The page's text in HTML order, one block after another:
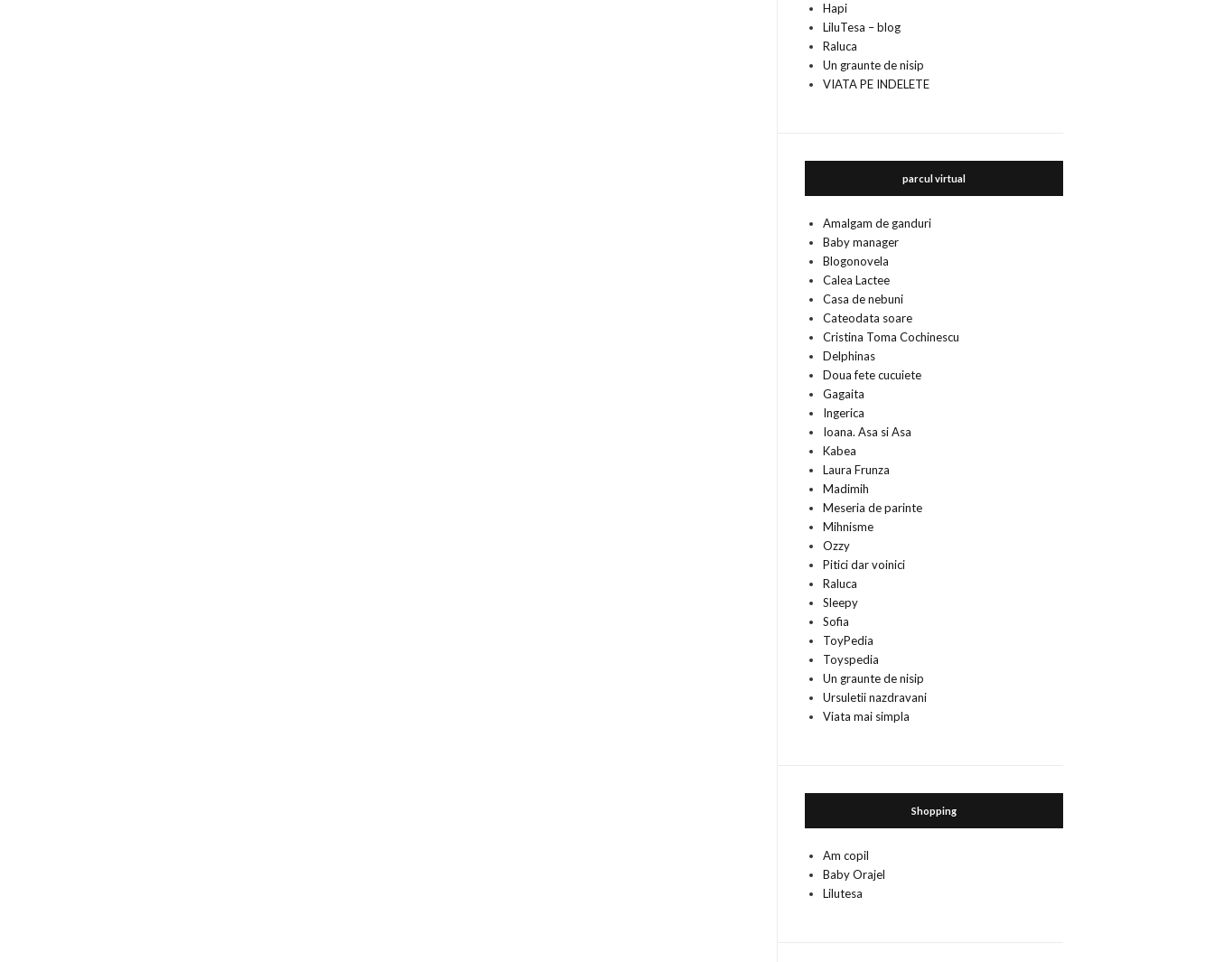
Hapi
LiluTesa – blog
Raluca
Un graunte de nisip
VIATA PE INDELETE
parcul virtual
Amalgam de ganduri
Baby manager
Blogonovela
Calea Lactee
Casa de nebuni
Cateodata soare
Cristina Toma Cochinescu
Delphinas
Doua fete cucuiete
Gagaita
Ingerica
Ioana. Asa si Asa
Kabea
Laura Frunza
Madimih
Meseria de parinte
Mihnisme
Ozzy
Pitici dar voinici
Raluca
Sleepy
Sofia
ToyPedia
Toyspedia
Un graunte de nisip
Ursuletii nazdravani
Viata mai simpla
Shopping
Am copil
Baby Orajel
Lilutesa